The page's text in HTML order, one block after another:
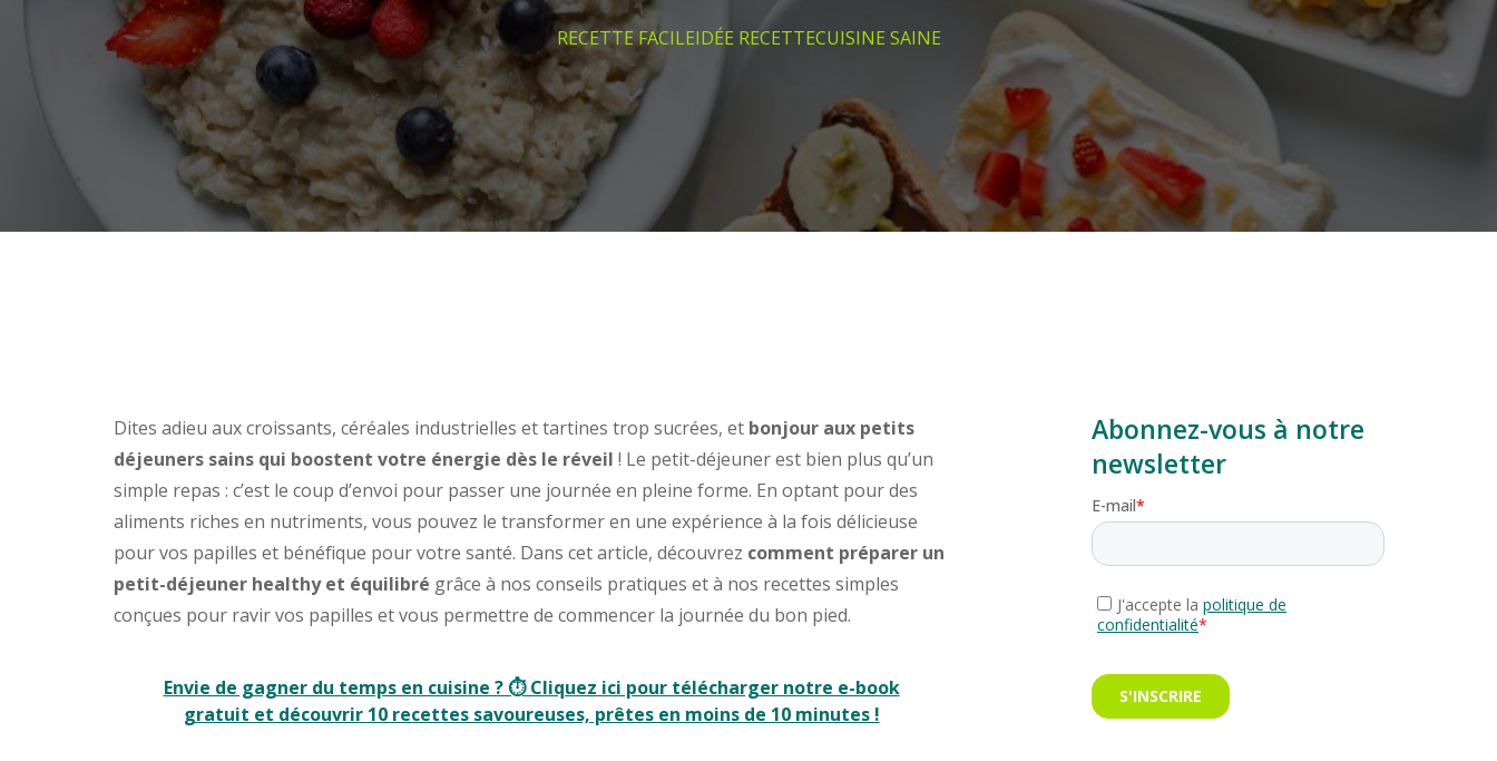
RECETTE FACILEIDÉE RECETTECUISINE SAINE
Dites adieu aux croissants, céréales industrielles et tartines trop sucrées, et bonjour aux petits
déjeuners sains qui boostent votre énergie dès le réveil ! Le petit-déjeuner est bien plus qu’un
simple repas : c’est le coup d’envoi pour passer une journée en pleine forme. En optant pour des
aliments riches en nutriments, vous pouvez le transformer en une expérience à la fois délicieuse
pour vos papilles et bénéfique pour votre santé. Dans cet article, découvrez comment préparer un
petit-déjeuner healthy et équilibré grâce à nos conseils pratiques et à nos recettes simples
conçues pour ravir vos papilles et vous permettre de commencer la journée du bon pied.
Envie de gagner du temps en cuisine ? ⏱️ Cliquez ici pour télécharger notre e-book
gratuit et découvrir 10 recettes savoureuses, prêtes en moins de 10 minutes !
Abonnez-vous à notre
newsletter